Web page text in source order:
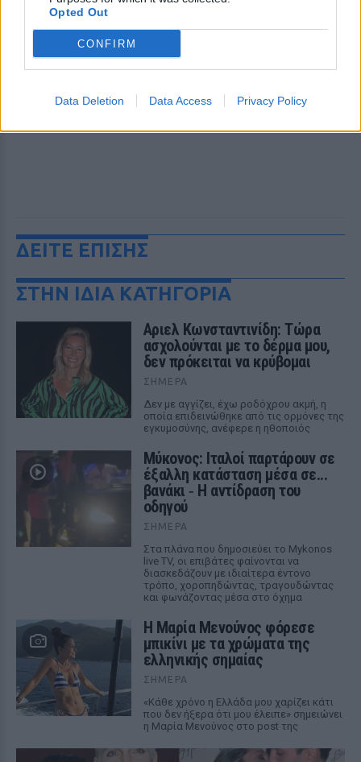
Opted Out
CONFIRM
Data Deletion Data Access Privacy Policy
ΔΕΙΤΕ ΕΠΙΣΗΣ
ΣΤΗΝ ΙΔΙΑ ΚΑΤΗΓΟΡΙΑ
Αριελ Κωνσταντινίδη: Τώρα
ασχολούνται με το δέρμα μου,
δεν πρόκειται να κρύβομαι
ΣΉΜΕΡΑ
Δεν με αγγίζει, έχω ροδόχρου ακμή, η
οποία επιδεινώθηκε από τις ορμόνες της
εγκυμοσύνης, ανέφερε η ηθοποιός
Μύκονος: Ιταλοί παρτάρουν σε
έξαλλη κατάσταση μέσα σε...
βανάκι ‑ Η αντίδραση του
οδηγού
ΣΉΜΕΡΑ
Στα πλάνα που δημοσιεύει το Mykonos
live TV, οι επιβάτες φαίνονται να
διασκεδάζουν με ιδιαίτερα έντονο
τρόπο, χοροπηδώντας, τραγουδώντας
και φωνάζοντας μέσα στο όχημα
Η Μαρία Μενούνος φόρεσε
μπικίνι με τα χρώματα της
ελληνικής σημαίας
ΣΉΜΕΡΑ
«Κάθε χρόνο η Ελλάδα μου χαρίζει κάτι
που δεν ήξερα ότι μου έλειπε» σημειώνει
η Μαρία Μενούνος στο post της